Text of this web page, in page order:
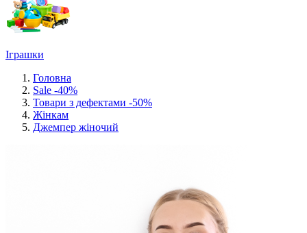
Іграшки
Головна
Sale -40%
Товари з дефектами -50%
Жінкам
Джемпер жіночий